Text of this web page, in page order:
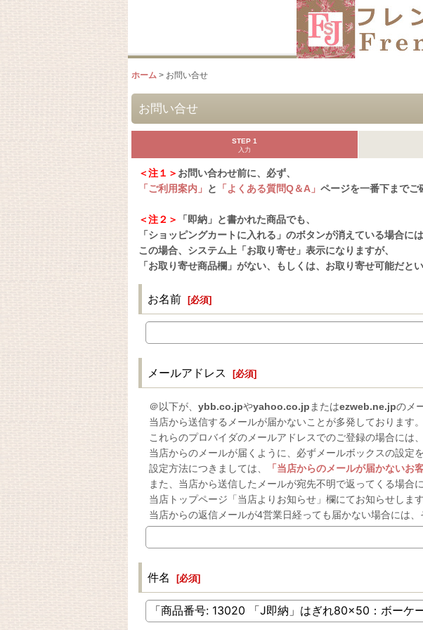
ホーム > お問い合せ
お問い合せ
STEP 1
入力
＜注１＞ お問い合わせ前に、必ず、
「ご利用案内」 と 「よくある質問Q＆A」 ページを一番下までご
＜注２＞
「即納」と書かれた商品でも、
「ショッピングカートに入れる」のボタンが消えている場合に
この場合、システム上「お取り寄せ」表示になりますが、
「お取り寄せ商品欄」がない、もしくは、お取り寄せ可能だと
お名前 [必須]
メールアドレス [必須]
＠以下が、 ybb.co.jpやyahoo.co.jp またはezweb.ne.jpのメ
当店から送信するメールが届かないことが多発しております。
これらのプロバイダのメールアドレスでのご登録の場合には、
当店からのメールが届くように、必ずメールボックスの設定
設定方法につきましては、
「当店からのメールが届かないお
また、当店から送信したメールが宛先不明で返ってくる場合に
当店トップページ「当店よりお知らせ」欄にてお知らせします
当店からの返信メールが4営業日経っても届かない場合には、
件名 [必須]